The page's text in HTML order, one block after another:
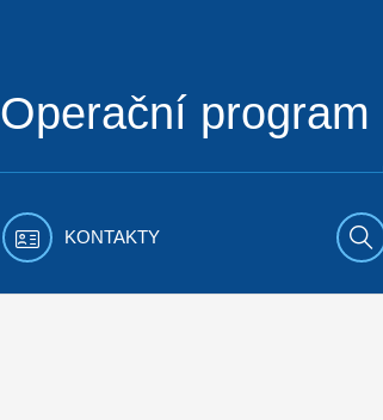
Operační program
KONTAKTY